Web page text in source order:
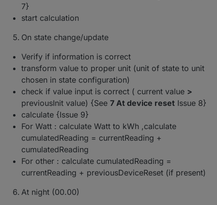
(Dutchman) Breaking!!! Move current values to
(Dutchman & ToTXR4Y) MajorChange !:
CumulativeReading 226
(Dutchman) Code cleanup
(Dutchman) (debug) Logging improved
(Dutchman) Weekly reset of weekdays
(Dutchman) Calculation for all states
(Dutchman) change default log-level to info
(Dutchman) Calculation for previous states
#242
(Dutchman) Optimized error reporting (Sentry)
(Dutchman) Removed unneeded settings in
(Dutchman) Implemented new configuration
for "currentYear"
(Dutchman & ToTXR4Y) implement
"05_currentYear" in year root folder
(Dutchman) Implemented category cumulative
values under year statistics
(Dutchman & ToTXR4Y) implement cached
(Dutchman) Do not round cumulated reading
(Dutchman) Bugfix : delete states in create
function
(Dutchman) Bugfix : quarters.1 has no existing
object
(Dutchman) Bugfix : Calculations for
"previous" values
(Dutchman) Bugfix : Incorrect initialisation for
states
(Dutchman) Bugfix : Avoid NULL & 0 values at
night reset
(Dutchman) Bugfix : 05_currentYear has no
(Dutchman) Bugfix : Avoid calculation of non-
7}
start calculation
On state change/update
Verify if information is correct
transform value to proper unit (unit of state to unit
chosen in state configuration)
check if value input is correct ( current value >
previousInit value) {See 7 At device reset Issue 8}
calculate {Issue 9}
For Watt : calculate Watt to kWh ,calculate
cumulatedReading = currentReading +
cumulatedReading
For other : calculate cumulatedReading =
currentReading + previousDeviceReset (if present)
At night (00.00)